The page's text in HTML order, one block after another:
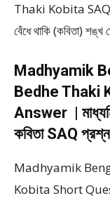
Thaki Kobita SAQ
বেঁধে থাকি (কবিতা)
Madhyamik
Bedhe Thaki
Answer |
কবিতা SAQ
Madhyamik
Kobita Short